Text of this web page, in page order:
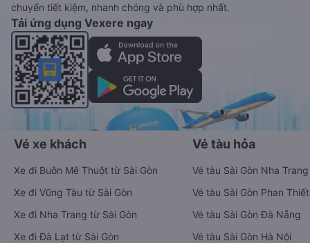
chuyển tiết kiệm, nhanh chóng và phù hợp nhất.
Tải ứng dụng Vexere ngay
Vé xe khách
Xe đi Buôn Mê Thuột từ Sài Gòn
Xe đi Vũng Tàu từ Sài Gòn
Xe đi Nha Trang từ Sài Gòn
Xe đi Đà Lạt từ Sài Gòn
Vé tàu hỏa
Vé tàu Sài Gòn Nha Trang
Vé tàu Sài Gòn Phan Thiết
Vé tàu Sài Gòn Đà Nẵng
Vé tàu Sài Gòn Hà Nội